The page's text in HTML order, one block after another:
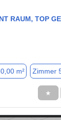
RAUM, TOP
m² Zimmer
★